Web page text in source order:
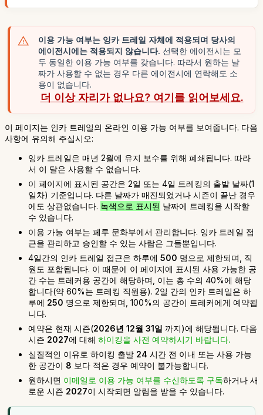
이용 가능 여부는 잉카 트레일 자체에 적용되며 당사의
에이전시에는 적용되지 않습니다. 선택한 에이전시는 모
두 동일한 이용 가능 여부를 갖습니다. 따라서 원하는 날
짜가 사용할 수 없는 경우 다른 에이전시에 연락해도 소
용이 없습니다.
더 이상 자리가 없나요? 여기를 읽어보세요.
이 페이지는 인카 트레일의 온라인 이용 가능 여부를 보여줍니다. 다음
사항에 유의해 주십시오:
잉카 트레일은 매년 2월에 유지 보수를 위해 폐쇄됩니다. 따라
서 이 달은 사용할 수 없습니다.
이 페이지에 표시된 공간은 2일 또는 4일 트레킹의 출발 날짜(1
일차) 기준입니다. 다른 날짜가 매진되었거나 시즌이 끝난 경우
에도 상관없습니다. 녹색으로 표시된 날짜에 트레킹을 시작할
수 있습니다.
이용 가능 여부는 페루 문화부에서 관리합니다. 잉카 트레일 접
근을 관리하고 승인할 수 있는 사람은 그들뿐입니다.
4일간의 인카 트레일 접근은 하루에 500 명으로 제한되며, 직
원도 포함됩니다. 이 때문에 이 페이지에 표시된 사용 가능한 공
간 수는 트레커용 공간에 해당하며, 이는 총 수의 40%에 해당
합니다(약 60%는 트레킹 직원용). 2일 간의 인카 트레일은 하
루에 250 명으로 제한되며, 100%의 공간이 트레커에게 예약됩
니다.
예약은 현재 시즌(2026년 12월 31일 까지)에 해당됩니다. 다음
시즌 2027에 대해 하이킹을 사전 예약하시기 바랍니다.
실질적인 이유로 하이킹 출발 24 시간 전 이내 또는 사용 가능
한 공간이 8 보다 적은 경우 예약이 불가능합니다.
원하시면 이메일로 이용 가능 여부를 수신하도록 구독하거나 새
로운 시즌 2027이 시작되면 알림을 받을 수 있습니다.